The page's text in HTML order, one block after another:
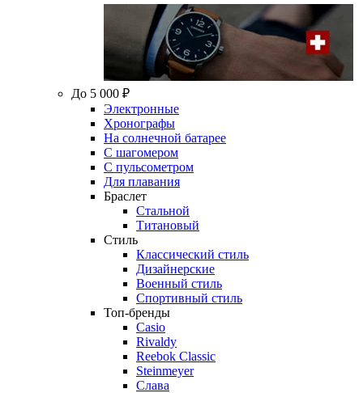
До 5 000 ₽
Электронные
Хронографы
На солнечной батарее
С шагомером
С пульсометром
Для плавания
Браслет
Стальной
Титановый
Стиль
Классический стиль
Дизайнерские
Военный стиль
Спортивный стиль
Топ-бренды
Casio
Rivaldy
Reebok Classic
Steinmeyer
Слава